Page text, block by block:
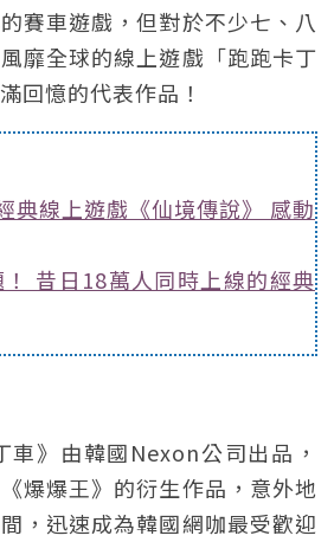
賽車遊戲，但對於不少七、八
靡全球的線上遊戲「跑跑卡丁
回憶的代表作品！
典線上遊戲《仙境傳說》 感動
昔日18萬人同時上線的經典
車》由韓國Nexon公司出品，
爆爆王》的衍生作品，意外地
，迅速成為韓國網咖最受歡迎